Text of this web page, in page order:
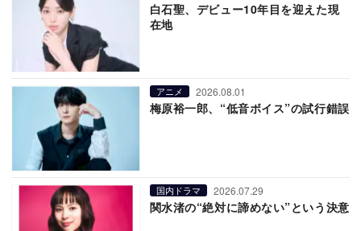
白石聖、デビュー10年目を迎えた現
在地
アニメ 2026.08.01
梅原裕一郎、“低音ボイス”の試行錯誤
国内ドラマ 2026.07.29
関水渚の“絶対に諦めない”という決意